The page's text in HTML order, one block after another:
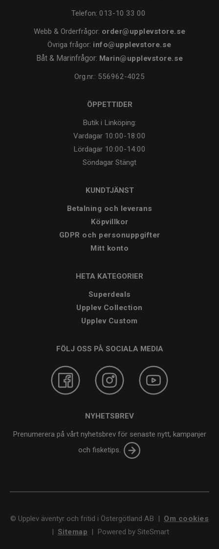
Telefon: 013-10 33 00
Webb & Orderfrågor: order@upplevstore.se
Övriga frågor: info@upplevstore.se
Båt & Marinfrågor: Marin@upplevstore.se
Org.nr.: 556962-4025
ÖPPETTIDER
Butik i Linköping:
Vardagar 10:00-18:00
Lördagar 10:00-14:00
Söndagar Stängt
KUNDTJÄNST
Betalning och leverans
Köpvillkor
GDPR och personuppgifter
Mitt konto
HETA KATEGORIER
Superdeals
Upplev Collection
Upplev Custom
FÖLJ OSS PÅ SOCIALA MEDIA
NYHETSBREV
Prenumerera på vårt nyhetsbrev för senaste nytt, kampanjer
och fisketips.
© Upplev äventyr och fritid i Östergötland AB | Om cookies
| Sitemap | Powered by SiteSmart